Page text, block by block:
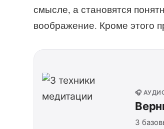
смысле, а становятся
воображение. Кроме этого
🎧
3